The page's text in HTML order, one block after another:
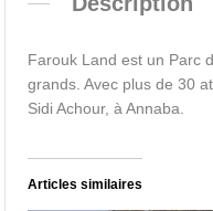
Farouk Land est un Parc
grands. Avec plus de 30
Sidi Achour, à Annaba.
Articles similaires